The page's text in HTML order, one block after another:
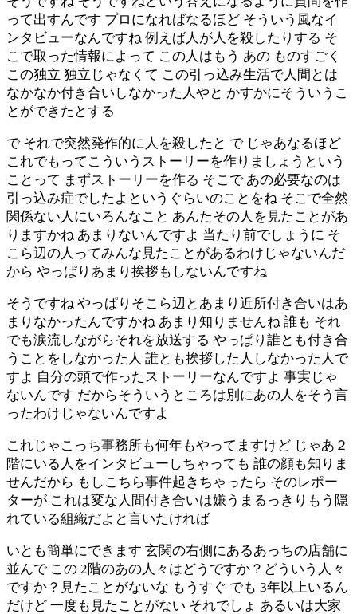
って出すんです プロになればなるほど そういう風なイ
ンタビューなんですね 例えば人が人を殺したりする そ
こで取った情報によって この人はもう あの ものすごく
この独立 独立じゃなくて この引っ込み生活で人間とは
なかなか付き合いしなかった人やと かすかにそういうこ
とができたとする
で それで突然発作的に人を殺したと で じゃあなるほど
これでもってこういうストーリーを作りましょうという
ことって まずストーリーを作る そこで あの必要なのは
引っ込み症でしたよというぐらいのことをね そこで全然
関係ない人にいろんなこと あんたその人を見たことがあ
りますかね あまりないんですよ 当たり前でしょうに そ
こら辺の人ってみんな見たことがあるわけじゃないんだ
から やっぱりあまり挨拶もしないんですね
そうですね やっぱりそこら辺とあまり近所付き合いはあ
まりなかったんですかね あまり知りませんね 誰も それ
でも涙流しながらそれを放送する やっぱり誰とも付き合
うことをしなかった人 誰とも挨拶した人しなかった人で
すよ 自分の頭で作ったストーリーなんですよ 事実じゃ
ないんです だからそういうところは別にあの人をそう言
ったわけじゃないんですよ
これじゃこっち事務所も何年もやってますけど じゃあ２
階にいる人をインタビューしちゃっても 誰の顔も知りま
せんだから もしこちら事件起きちゃったら そのレポー
ターが これは変な人間付き合いは嫌うまるっきりもう隠
れている組織だよと言いたければ
いとも簡単にできます 玄関の右側にあるあっちの店舗に
並んで この 2階のあの人々はどうですか？どういう人々
ですか？見たことがないな もうすぐ でも 3年以上いるん
だけど 一度も見たことがない それでしょ あるいは大家